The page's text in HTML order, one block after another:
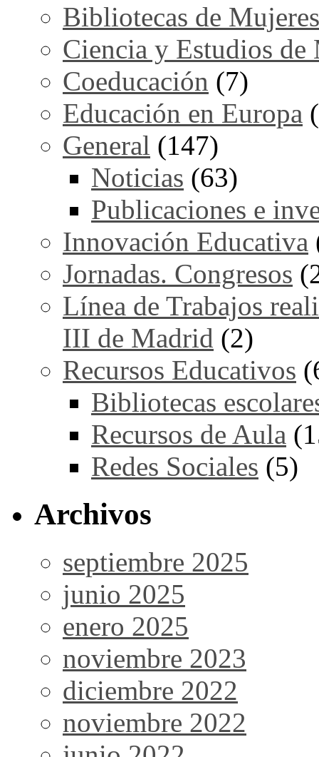
Bibliotecas de Mujeres
Ciencia y Estudios de
Coeducación (7)
Educación en Europa
General (147)
Noticias (63)
Publicaciones e
Innovación Educativa
Jornadas. Congresos
Línea de Trabajos
III de Madrid (2)
Recursos Educativos
Bibliotecas
Recursos de Aula
Redes Sociales (5)
Archivos
septiembre 2025
junio 2025
enero 2025
noviembre 2023
diciembre 2022
noviembre 2022